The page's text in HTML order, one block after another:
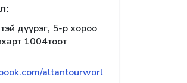
дүүрэг, 5-р хороо
1004тоот
altantourworl